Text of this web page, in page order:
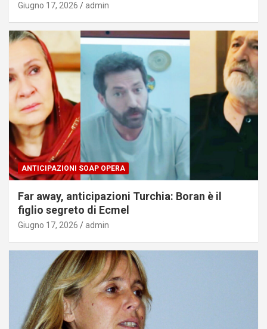
Giugno 17, 2026 admin
ANTICIPAZIONI SOAP OPERA
Far away, anticipazioni Turchia: Boran è il
figlio segreto di Ecmel
Giugno 17, 2026 admin